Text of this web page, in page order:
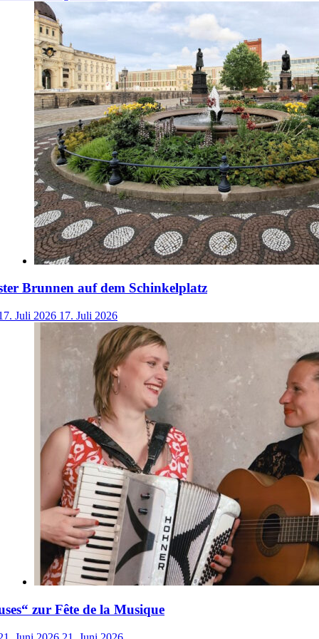
Brunnen auf dem Schinkelplatz
Juli 2026 17. Juli 2026
zur Fête de la Musique